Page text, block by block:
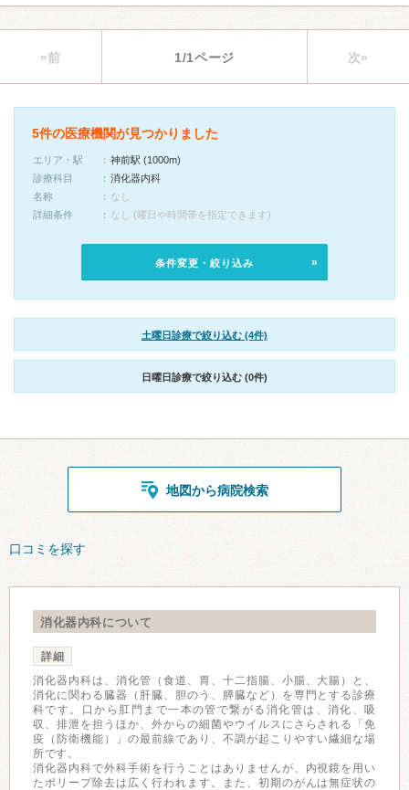
«前 1/1ページ 次»
5件の医療機関が見つかりました
エリア・駅
神前駅 (1000m)
診療科目
消化器内科
名称
なし
詳細条件
なし (曜日や時間帯を指定できます)
条件変更・絞り込み
土曜日診療で絞り込む (4件)
日曜日診療で絞り込む (0件)
地図から病院検索
口コミを探す
消化器内科について
詳細
消化器内科は、消化管（食道、胃、十二指腸、小腸、大腸）と、
消化に関わる臓器（肝臓、胆のう、膵臓など）を専門とする診療
科です。口から肛門まで一本の管で繋がる消化管は、消化、吸
収、排泄を担うほか、外からの細菌やウイルスにさらされる「免
疫（防衛機能）」の最前線であり、不調が起こりやすい繊細な場
所です。
消化器内科で外科手術を行うことはありませんが、内視鏡を用い
たポリープ除去は広く行われます。また、初期のがんは無症状の